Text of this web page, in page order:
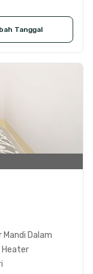
Tanggal
Mandi Dalam
Heater